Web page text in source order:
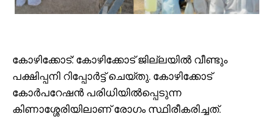
കോഴിക്കോട്: കോഴിക്കോട് ജില്ലയില്‍ വീണ്ടും
പക്ഷിപ്പനി റിപ്പോര്‍ട്ട് ചെയ്തു. കോഴിക്കോട്
കോര്‍പറേഷന്‍ പരിധിയില്‍പ്പെടുന്ന
കിണാശ്ശേരിയിലാണ് രോഗം സ്ഥിരീകരിച്ചത്.